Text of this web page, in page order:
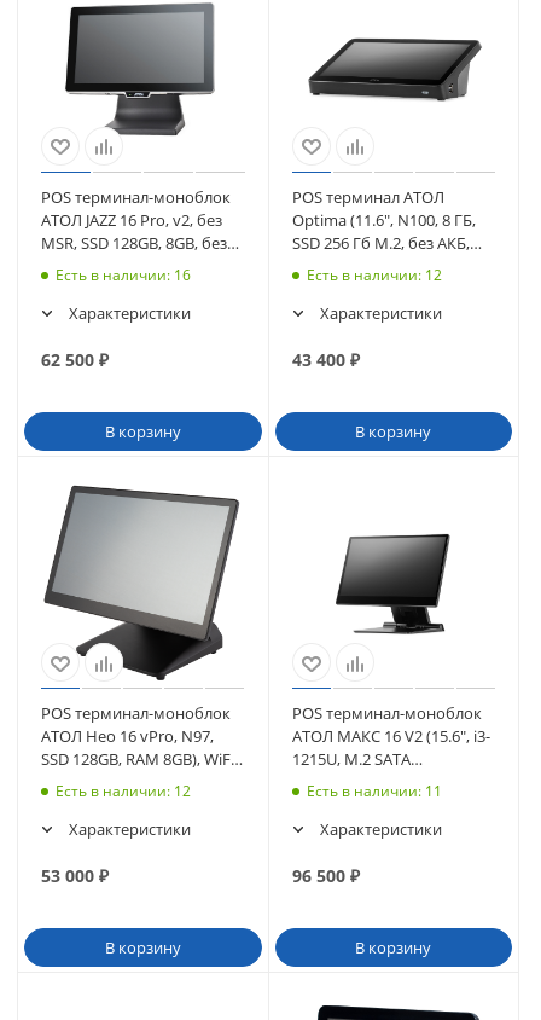
POS терминал-моноблок
АТОЛ JAZZ 16 Pro, v2, без
MSR, SSD 128GB, 8GB, без
ОС. (57948)
Есть в наличии: 16
Характеристики
62 500 ₽
В корзину
POS терминал АТОЛ
Optima (11.6", N100, 8 ГБ,
SSD 256 Гб M.2, без АКБ,
без ОС), WiFi. V8 (64793
Есть в наличии: 12
Характеристики
43 400₽
В корзину
POS терминал-моноблок
АТОЛ Нео 16 vPro, N97,
SSD 128GB, RAM 8GB), WiFi,
без MSR, без ОС (64537)
Есть в наличии: 12
Характеристики
53 000 ₽
В корзину
POS терминал-моноблок
АТОЛ МАКС 16 V2 (15.6", i3-
1215U, M.2 SATA
256Gb,8Gb), без MSR, без
Есть в наличии: 11
Характеристики
96 500₽
В корзину